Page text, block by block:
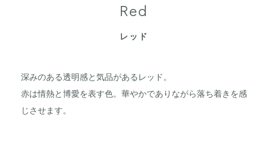
Red
レッド
深みのある透明感と気品があるレッド。
赤は情熱と博愛を表す色。華やかでありながら落ち着きを感
じさせます。